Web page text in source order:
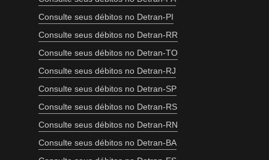
Consulte seus débitos no Detran-PI
Consulte seus débitos no Detran-RR
Consulte seus débitos no Detran-TO
Consulte seus débitos no Detran-RJ
Consulte seus débitos no Detran-SP
Consulte seus débitos no Detran-RS
Consulte seus débitos no Detran-RN
Consulte seus débitos no Detran-BA